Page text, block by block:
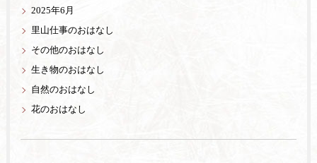
2025年6月
里山仕事のおはなし
その他のおはなし
生き物のおはなし
自然のおはなし
花のおはなし